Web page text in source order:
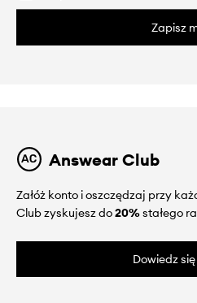
Zapisz
Answear Club
Załóż konto i oszczędzaj przy
Club zyskujesz do20%stałego
Dowiedz